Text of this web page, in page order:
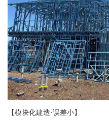
【模块化建造·误差小】